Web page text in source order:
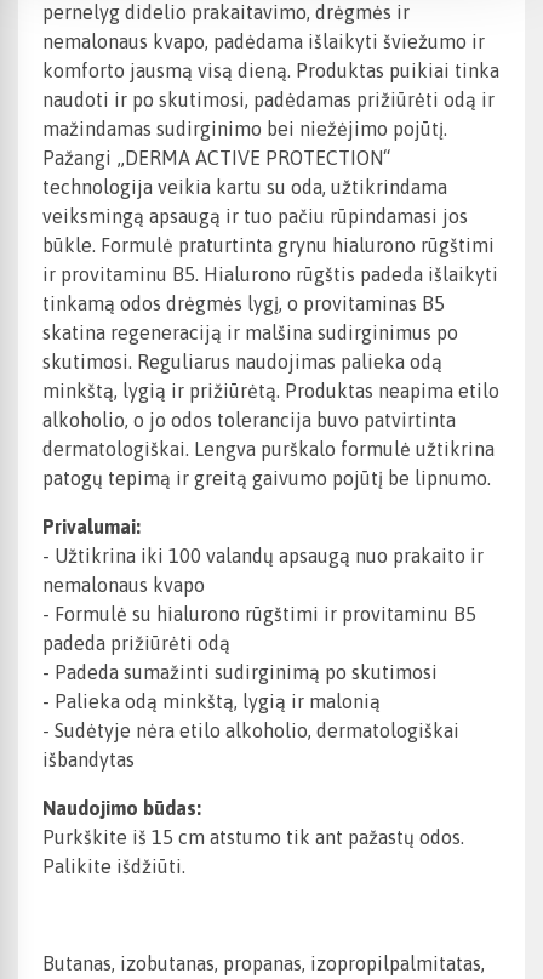
pernelyg didelio prakaitavimo, drėgmės ir
nemalonaus kvapo, padėdama išlaikyti šviežumo ir
komforto jausmą visą dieną. Produktas puikiai tinka
naudoti ir po skutimosi, padėdamas prižiūrėti odą ir
mažindamas sudirginimo bei niežėjimo pojūtį.
Pažangi „DERMA ACTIVE PROTECTION“
technologija veikia kartu su oda, užtikrindama
veiksmingą apsaugą ir tuo pačiu rūpindamasi jos
būkle. Formulė praturtinta grynu hialurono rūgštimi
ir provitaminu B5. Hialurono rūgštis padeda išlaikyti
tinkamą odos drėgmės lygį, o provitaminas B5
skatina regeneraciją ir malšina sudirginimus po
skutimosi. Reguliarus naudojimas palieka odą
minkštą, lygią ir prižiūrėtą. Produktas neapima etilo
alkoholio, o jo odos tolerancija buvo patvirtinta
dermatologiškai. Lengva purškalo formulė užtikrina
patogų tepimą ir greitą gaivumo pojūtį be lipnumo.
Privalumai:
- Užtikrina iki 100 valandų apsaugą nuo prakaito ir
nemalonaus kvapo
- Formulė su hialurono rūgštimi ir provitaminu B5
padeda prižiūrėti odą
- Padeda sumažinti sudirginimą po skutimosi
- Palieka odą minkštą, lygią ir malonią
- Sudėtyje nėra etilo alkoholio, dermatologiškai
išbandytas
Naudojimo būdas:
Purkškite iš 15 cm atstumo tik ant pažastų odos.
Palikite išdžiūti.
Butanas, izobutanas, propanas, izopropilpalmitatas,